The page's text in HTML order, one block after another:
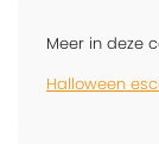
Meer in deze
Halloween